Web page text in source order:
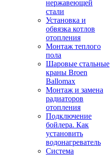
нержавеющей
стали
Установка и
обвязка котлов
отопления
Монтаж теплого
пола
Шаровые стальные
краны Broen
Ballomax
Монтаж и замена
радиаторов
отопления
Подключение
бойлера. Как
установить
водонагреватель
Система